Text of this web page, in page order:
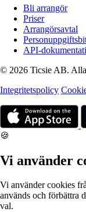
Bli arrangör
Priser
Arrangörsavtal
API-
© 2026 Ticsie AB.
Integritetspolicy
🍪
Vi använder
Vi använder cookies
används och förbättra
val.